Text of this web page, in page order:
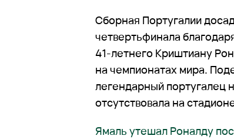
Сборная Португалии
четвертьфинала
41-летнего Криштиану
на чемпионатах мира.
легендарный португалец
отсутствовала на
Ямаль утешал Роналду